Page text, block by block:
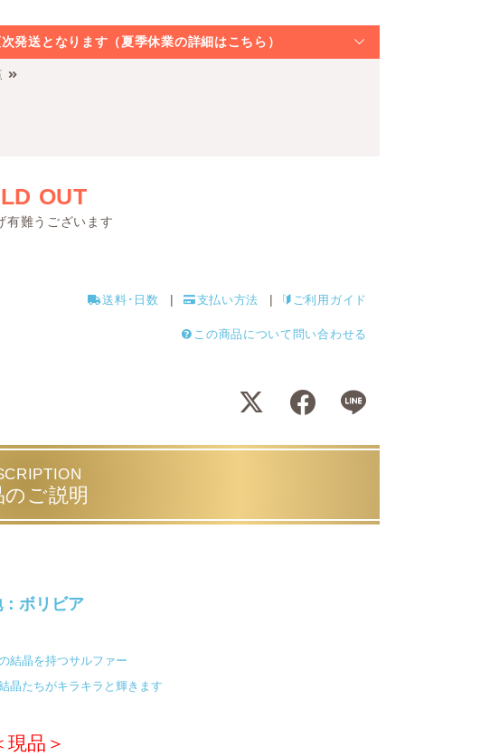
送となります（夏季休業の詳細はこちら）
OUT
有難うございます
送料･日数 支払い方法 ご利用ガイド
この商品について問い合わせる
のご説明
ボリビア
結晶を持つサルファー
晶たちがキラキラと輝きます
現品＞